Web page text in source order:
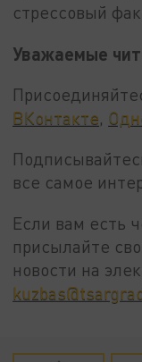
стрессовый
Уважаемые
ВКонтакте,
все самое
Если вам есть
присылайте
новости на